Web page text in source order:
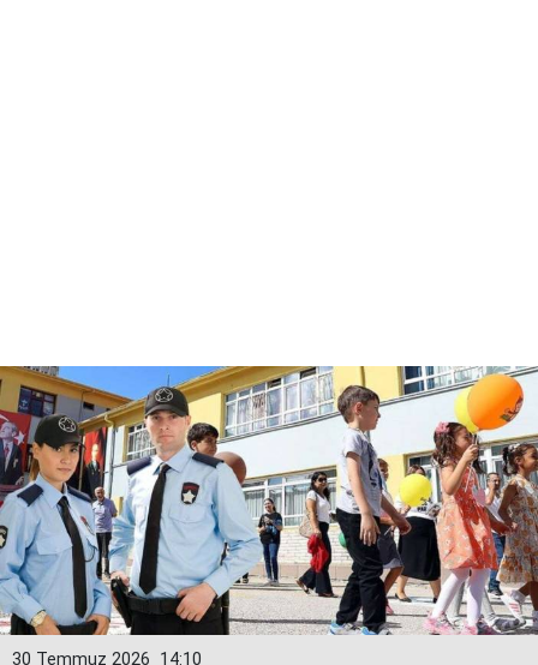
14:10
30 Temmuz 2026